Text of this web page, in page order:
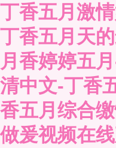
丁香五月激
丁香五月天
月香婷婷五
清中文-丁香
香五月综合
做爰视频在